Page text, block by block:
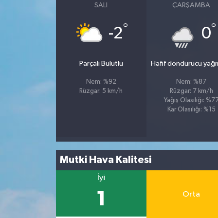
SALI
-2°
Parçalı Bulutlu
Nem: %92
Rüzgar: 5 km/h
ÇARŞAMBA
0°
Hafif dondurucu
Nem: %87
Rüzgar: 7 km/h
Yağış Olasılığı:
Kar Olasılığı: %15
Mutki Hava Kalitesi
İyi
1 Orta
Tüm Makaleler